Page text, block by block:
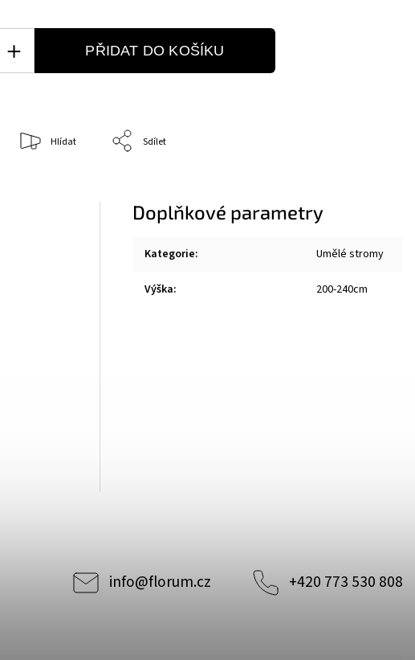
PŘIDAT DO KOŠÍKU
Hlídat Sdílet
Doplňkové parametry
Kategorie: Umělé stromy
Výška: 200-240cm
info@florum.cz +420 773 530 808